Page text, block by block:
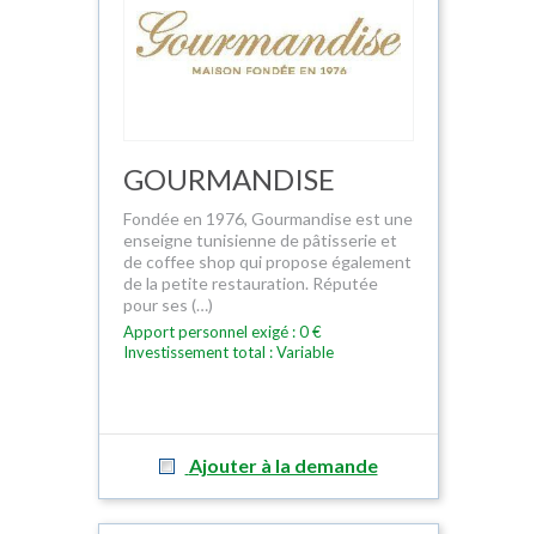
GOURMANDISE
Fondée en 1976, Gourmandise est une
enseigne tunisienne de pâtisserie et
de coffee shop qui propose également
de la petite restauration. Réputée
pour ses (…)
Apport personnel exigé : 0 €
Investissement total : Variable
Ajouter à la demande